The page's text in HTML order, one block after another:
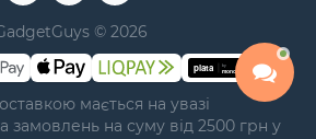
© 2026
мається на увазі
замовлень на суму від 2500 грн у